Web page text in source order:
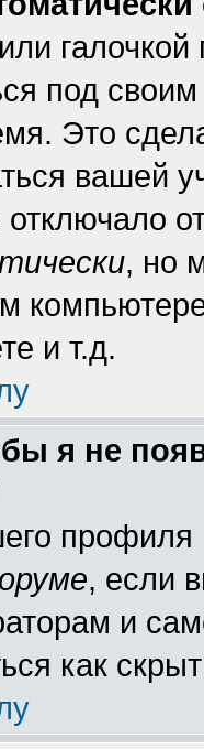
галочкой
под
Это
вашей
отключало
, но
и т.д.
я не
, если
и
как